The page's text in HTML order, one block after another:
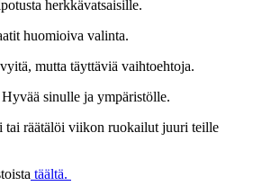
herkkävatsaisille.
huomioiva valinta.
mutta täyttäviä vaihtoehtoja.
sinulle ja ympäristölle.
tai räätälöi viikon ruokailut juuri teille
täältä.